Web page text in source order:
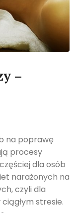
–
na poprawę
procesy
dla osób
narażonych na
czyli dla
stresie.